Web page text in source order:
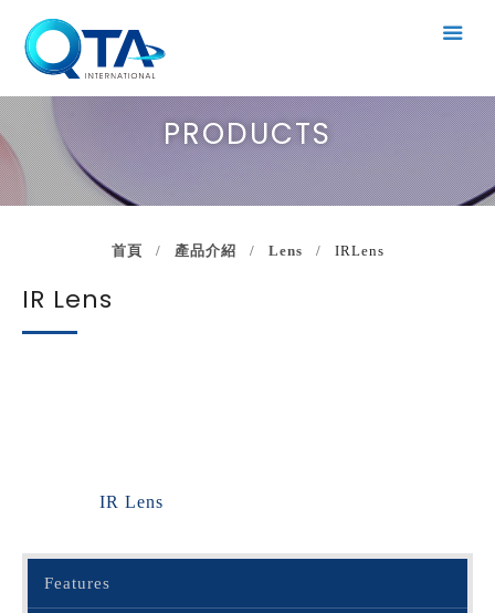
PRODUCTS
首頁 產品介紹 Lens IRLens
IR Lens
IR Lens
Features